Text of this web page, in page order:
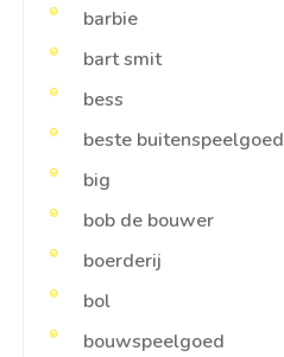
barbie
bart smit
bess
beste buitenspeelgoed
big
bob de bouwer
boerderij
bol
bouwspeelgoed